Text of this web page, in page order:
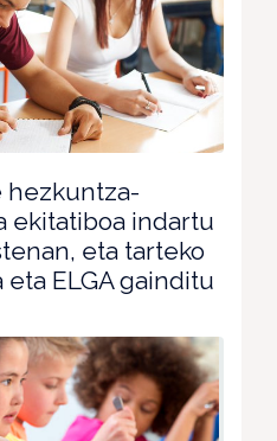
hezkuntza-
ekitatiboa indartu
eta tarteko
ELGA gainditu